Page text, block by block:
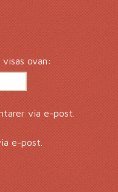
ovan:
via e-post.
e-post.